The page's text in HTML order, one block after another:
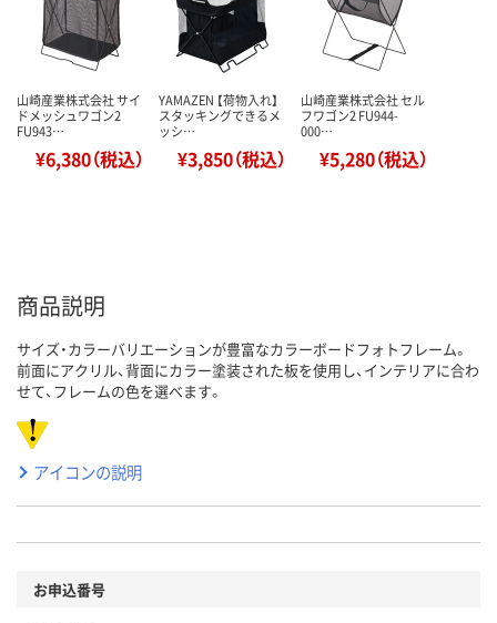
山崎産業株式会社 サイ
ドメッシュワゴン2
FU943…
¥6,380（税込）
YAMAZEN 【荷物入れ】
スタッキングできるメ
ッシ…
¥3,850（税込）
山崎産業株式会社 セル
フワゴン2 FU944-
000…
¥5,280（税込）
商品説明
サイズ・カラーバリエーションが豊富なカラーボードフォトフレーム。
前面にアクリル、背面にカラー塗装された板を使用し、インテリアに合わ
せて、フレームの色を選べます。
アイコンの説明
お申込番号